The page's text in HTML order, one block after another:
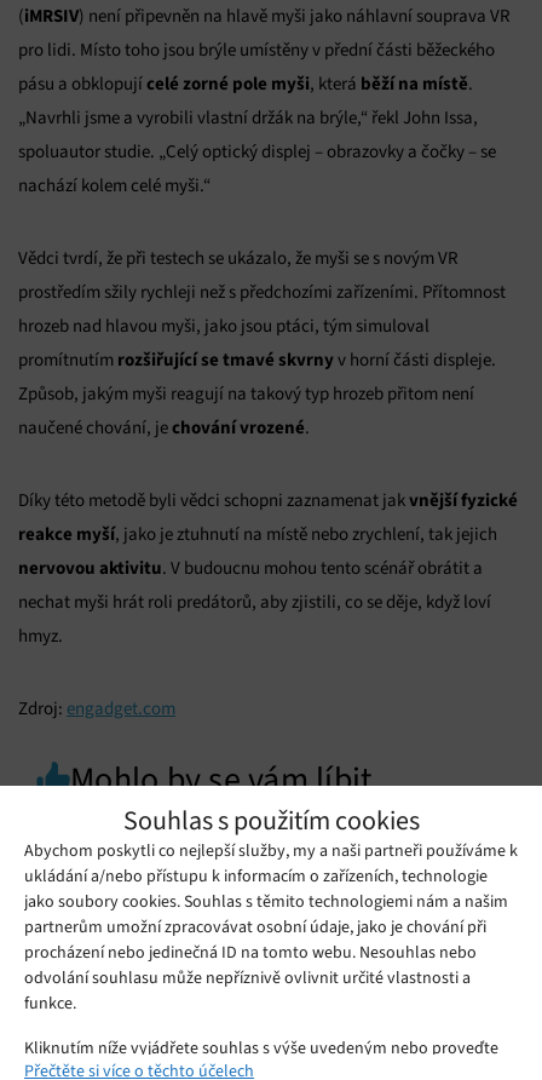
Souhlas s použitím cookies
Abychom poskytli co nejlepší služby, my a naši partneři používáme k
ukládání a/nebo přístupu k informacím o zařízeních, technologie
jako soubory cookies. Souhlas s těmito technologiemi nám a našim
partnerům umožní zpracovávat osobní údaje, jako je chování při
procházení nebo jedinečná ID na tomto webu. Nesouhlas nebo
odvolání souhlasu může nepříznivě ovlivnit určité vlastnosti a
funkce.
Kliknutím níže vyjádřete souhlas s výše uvedeným nebo proveďte
podrobnější rozhodnutí. Vaše volby budou použity pouze na tomto
Přečtěte si více o těchto účelech
(iMRSIV) není připevněn na hlavě myši jako náhlavní souprava VR
pro lidi. Místo toho jsou brýle umístěny v přední části běžeckého
pásu a obklopujícelé zorné pole myši, která běží na místě.
„Navrhli jsme a vyrobili vlastní držák na brýle,“ řekl John Issa,
spoluautor studie. „Celý optický displej – obrazovky a čočky – se
nachází kolem celé myši.“
Vědci tvrdí, že při testech se ukázalo, že myši se s novým VR
prostředím sžily rychleji než s předchozími zařízeními. Přítomnost
hrozeb nad hlavou myši, jako jsou ptáci, tým simuloval
promítnutím rozšiřující se tmavé skvrnyv horní části displeje.
Způsob, jakým myši reagují na takový typ hrozeb přitom není
naučené chování, jechování vrozené.
Díky této metodě byli vědci schopni zaznamenat jakvnější fyzické
reakce myší, jako je ztuhnutí na místě nebo zrychlení, tak jejich
nervovou aktivitu. V budoucnu mohou tento scénář obrátit a
nechat myši hrát roli predátorů, aby zjistili, co se děje, když loví
hmyz.
Zdroj: engadget.com
Mohlo by se vám líbit